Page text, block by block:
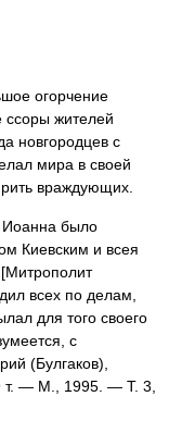
огорчение
ссоры жителей
новгородцев с
мира в своей
враждующих.
Иоанна было
Киевским и всея
всех по делам,
для того своего
с
(Булгаков),
т. — М., 1995. — Т. 3,